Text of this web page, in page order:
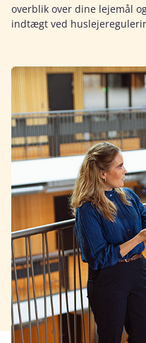
overblik over dine lejemål
indtægt ved